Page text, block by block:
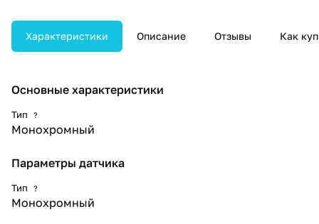
Характеристики Описание Отзывы Как
Основные характеристики
Тип ?
Монохромный
Параметры датчика
Тип ?
Монохромный